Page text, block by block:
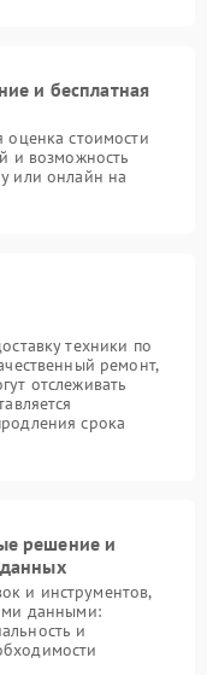
и бесплатная
оценка стоимости
и возможность
или онлайн на
техники по
ремонт,
отслеживать
срока
решение и
и инструментов,
данными:
и